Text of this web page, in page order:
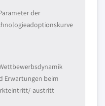
der
Erwartungen beim
austritt